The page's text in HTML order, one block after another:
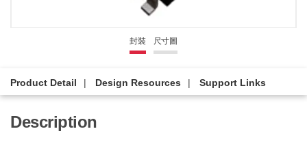
封裝 尺寸圖
Product Detail Design Resources Support Links
Description